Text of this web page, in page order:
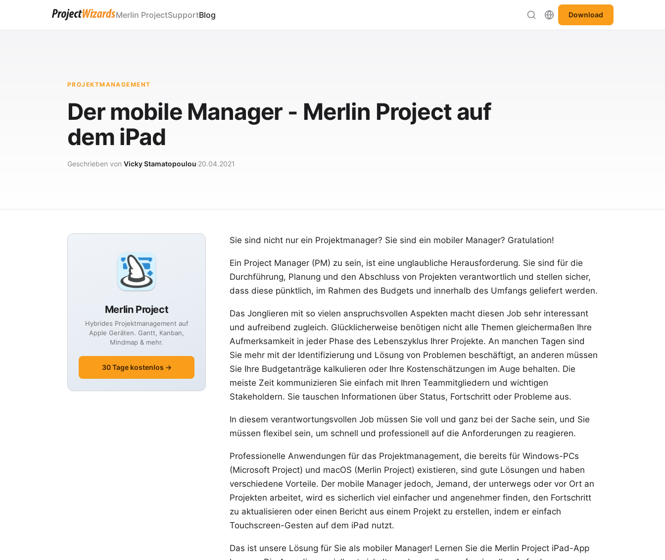
Merlin ProjectSupportBlog Download
PROJEKTMANAGEMENT
Der mobile Manager - Merlin Project auf
dem iPad
Geschrieben von Vicky Stamatopoulou 20.04.2021
Merlin Project
Hybrides Projektmanagement auf
Apple Geräten. Gantt, Kanban,
Mindmap & mehr.
30 Tage kostenlos →
Sie sind nicht nur ein Projektmanager? Sie sind ein mobiler Manager? Gratulation!
Ein Project Manager (PM) zu sein, ist eine unglaubliche Herausforderung. Sie sind für die
Durchführung, Planung und den Abschluss von Projekten verantwortlich und stellen sicher,
dass diese pünktlich, im Rahmen des Budgets und innerhalb des Umfangs geliefert werden.
Das Jonglieren mit so vielen anspruchsvollen Aspekten macht diesen Job sehr interessant
und aufreibend zugleich. Glücklicherweise benötigen nicht alle Themen gleichermaßen Ihre
Aufmerksamkeit in jeder Phase des Lebenszyklus Ihrer Projekte. An manchen Tagen sind
Sie mehr mit der Identifizierung und Lösung von Problemen beschäftigt, an anderen müssen
Sie Ihre Budgetanträge kalkulieren oder Ihre Kostenschätzungen im Auge behalten. Die
meiste Zeit kommunizieren Sie einfach mit Ihren Teammitgliedern und wichtigen
Stakeholdern. Sie tauschen Informationen über Status, Fortschritt oder Probleme aus.
In diesem verantwortungsvollen Job müssen Sie voll und ganz bei der Sache sein, und Sie
müssen flexibel sein, um schnell und professionell auf die Anforderungen zu reagieren.
Professionelle Anwendungen für das Projektmanagement, die bereits für Windows-PCs
(Microsoft Project) und macOS (Merlin Project) existieren, sind gute Lösungen und haben
verschiedene Vorteile. Der mobile Manager jedoch, Jemand, der unterwegs oder vor Ort an
Projekten arbeitet, wird es sicherlich viel einfacher und angenehmer finden, den Fortschritt
zu aktualisieren oder einen Bericht aus einem Projekt zu erstellen, indem er einfach
Touchscreen-Gesten auf dem iPad nutzt.
Das ist unsere Lösung für Sie als mobiler Manager! Lernen Sie die Merlin Project iPad-App